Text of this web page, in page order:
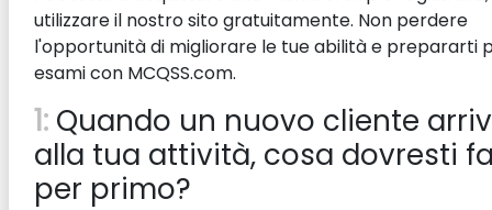
utilizzare il nostro sito gratuitamente. Non perdere
l'opportunità di migliorare le tue abilità e prepararti
esami con MCQSS.com.
1: Quando un nuovo cliente
alla tua attività, cosa dovresti
per primo?